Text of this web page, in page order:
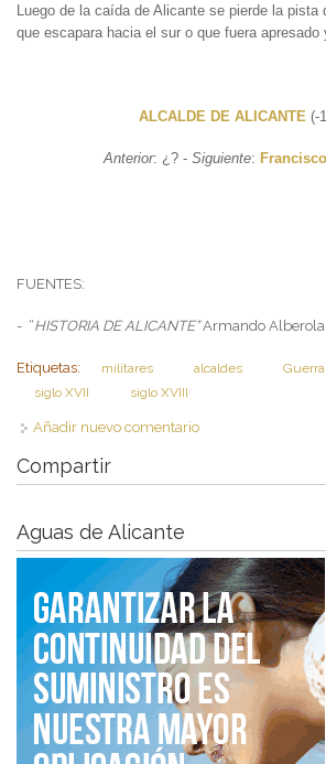
Luego de la caída de Alicante se pierde la
que escapara hacia el sur o que fuera apresado
ALCALDE DE ALICANTE (-
Anterior: ¿? - Siguiente:
FUENTES:
- “HISTORIA DE ALICANTE”Armando Alberola
Etiquetas: militares alcaldes
siglo XVII
siglo XVIII
Añadir nuevo comentario
Compartir
Aguas de Alicante